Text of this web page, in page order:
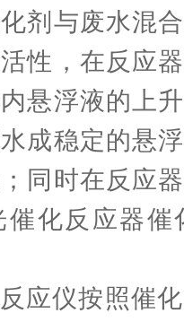
剂与废水混
性，在反应
悬浮液的上
成稳定的悬
同时在反应
化反应器催
仪按照催化